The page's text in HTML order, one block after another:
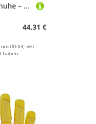
Cutters Fußballhandschuhe – Game Day Fußballempfänger-Handschuhe mit hoher Klebrigkeit Silikongriff, überlegene Unterstützung und Schutz, Erwachsene
44,31 €
00:03; der
haben.